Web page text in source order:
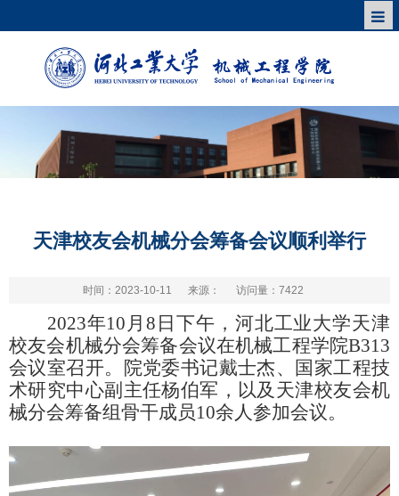
天津校友会机械分会筹备会议顺利举行
时间：2023-10-11 来源： 访问量： 7422
2023年10月8日下午，河北工业大学天津
校友会机械分会筹备会议在机械工程学院B313
会议室召开。院党委书记戴士杰、国家工程技
术研究中心副主任杨伯军，以及天津校友会机
械分会筹备组骨干成员10余人参加会议。